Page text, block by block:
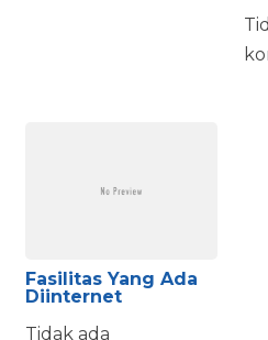
Fasilitas Yang Ada
Diinternet
Tidak ada